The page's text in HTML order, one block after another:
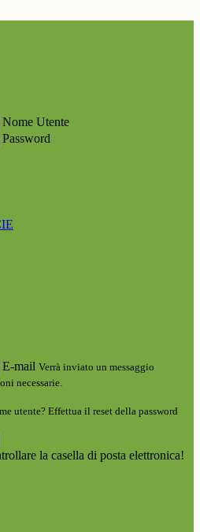
Nome Utente
Password
E-mail Verrà inviato un messaggio
necessarie.
utente? Effettua il reset della password
la casella di posta elettronica!